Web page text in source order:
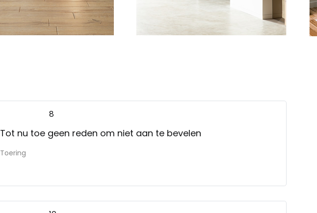
8
Tot nu toe geen reden om niet aan te bevelen
Toering